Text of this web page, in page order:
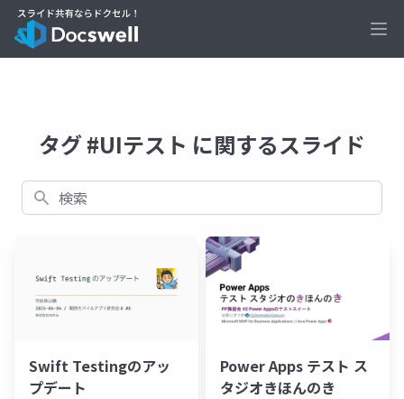
タグ #UIテスト に関するスライド
検索
Swift Testingのアッ
プデート
Power Apps テスト ス
タジオきほんのき